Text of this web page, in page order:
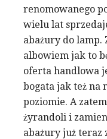
renomowanego
wielu lat
abażury do lamp.
albowiem jak to
oferta handlowa
bogata jak też na
poziomie. A
żyrandoli i
abażury już teraz